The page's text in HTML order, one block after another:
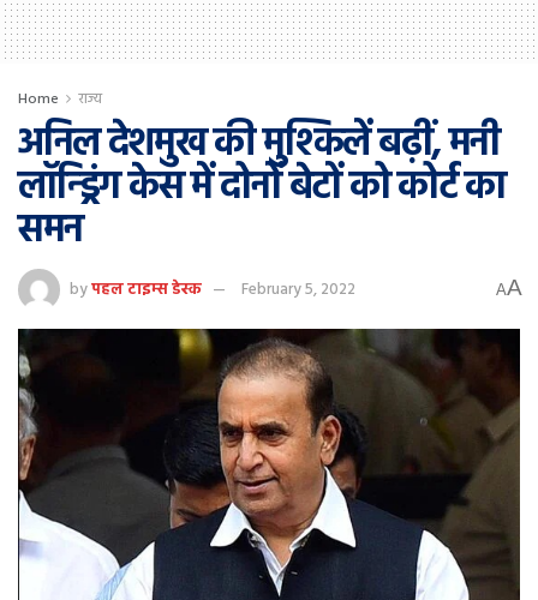
Home राज्य
अनिल देशमुख की मुश्किलें बढ़ीं, मनी
लॉन्ड्रिंग केस में दोनों बेटों को कोर्ट का
समन
byपहल टाइम्स डेस्क February 5, 2022 AA